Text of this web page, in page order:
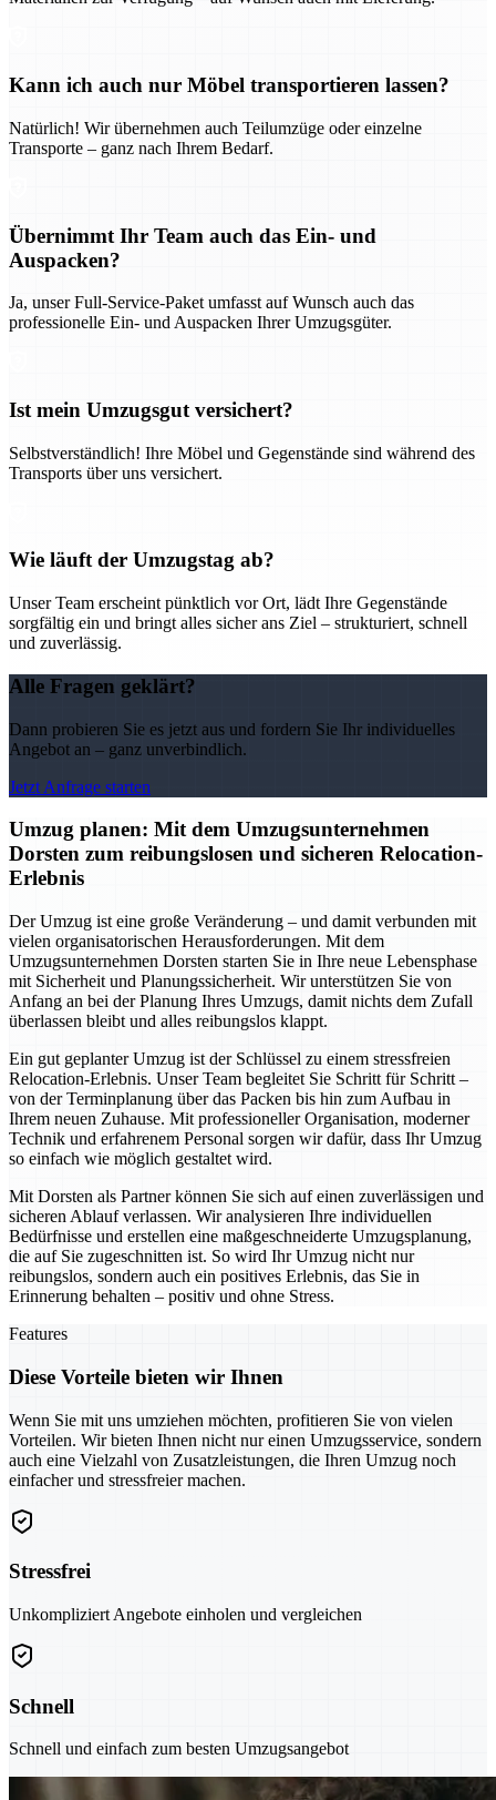
Kann ich auch nur Möbel transportieren lassen?
Natürlich! Wir übernehmen auch Teilumzüge oder einzelne
Transporte – ganz nach Ihrem Bedarf.
Übernimmt Ihr Team auch das Ein- und
Auspacken?
Ja, unser Full-Service-Paket umfasst auf Wunsch auch das
professionelle Ein- und Auspacken Ihrer Umzugsgüter.
Ist mein Umzugsgut versichert?
Selbstverständlich! Ihre Möbel und Gegenstände sind während des
Transports über uns versichert.
Wie läuft der Umzugstag ab?
Unser Team erscheint pünktlich vor Ort, lädt Ihre Gegenstände
sorgfältig ein und bringt alles sicher ans Ziel – strukturiert, schnell
und zuverlässig.
Alle Fragen geklärt?
Dann probieren Sie es jetzt aus und fordern Sie Ihr individuelles
Angebot an – ganz unverbindlich.
Jetzt Anfrage starten
Umzug planen: Mit dem Umzugsunternehmen
Dorsten zum reibungslosen und sicheren Relocation-
Erlebnis
Der Umzug ist eine große Veränderung – und damit verbunden mit
vielen organisatorischen Herausforderungen. Mit dem
Umzugsunternehmen Dorsten starten Sie in Ihre neue Lebensphase
mit Sicherheit und Planungssicherheit. Wir unterstützen Sie von
Anfang an bei der Planung Ihres Umzugs, damit nichts dem Zufall
überlassen bleibt und alles reibungslos klappt.
Ein gut geplanter Umzug ist der Schlüssel zu einem stressfreien
Relocation-Erlebnis. Unser Team begleitet Sie Schritt für Schritt –
von der Terminplanung über das Packen bis hin zum Aufbau in
Ihrem neuen Zuhause. Mit professioneller Organisation, moderner
Technik und erfahrenem Personal sorgen wir dafür, dass Ihr Umzug
so einfach wie möglich gestaltet wird.
Mit Dorsten als Partner können Sie sich auf einen zuverlässigen und
sicheren Ablauf verlassen. Wir analysieren Ihre individuellen
Bedürfnisse und erstellen eine maßgeschneiderte Umzugsplanung,
die auf Sie zugeschnitten ist. So wird Ihr Umzug nicht nur
reibungslos, sondern auch ein positives Erlebnis, das Sie in
Erinnerung behalten – positiv und ohne Stress.
Features
Diese Vorteile bieten wir Ihnen
Wenn Sie mit uns umziehen möchten, profitieren Sie von vielen
Vorteilen. Wir bieten Ihnen nicht nur einen Umzugsservice, sondern
auch eine Vielzahl von Zusatzleistungen, die Ihren Umzug noch
einfacher und stressfreier machen.
Stressfrei
Unkompliziert Angebote einholen und vergleichen
Schnell
Schnell und einfach zum besten Umzugsangebot